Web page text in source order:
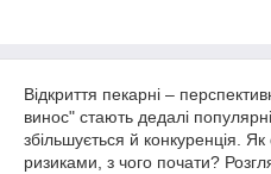
Відкриття пекарні –
винос" стають дедалі
збільшується й конкуренція.
ризиками, з чого почати?